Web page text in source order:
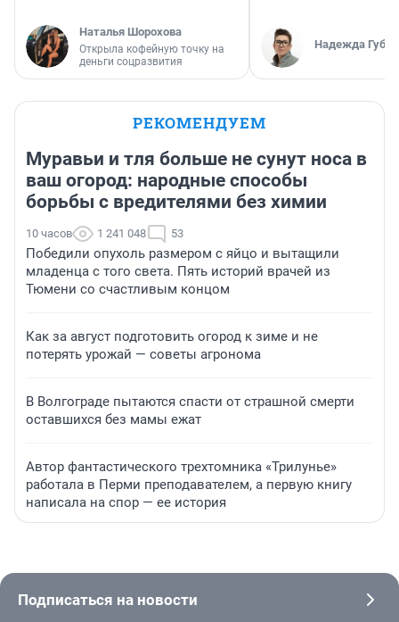
Наталья Шорохова
Открыла кофейную точку на
деньги соцразвития
Надежда
РЕКОМЕНДУЕМ
Муравьи и тля больше не сунут носа в
ваш огород: народные способы
борьбы с вредителями без химии
10 часов 1 241 048 53
Победили опухоль размером с яйцо и вытащили
младенца с того света. Пять историй врачей из
Тюмени со счастливым концом
Как за август подготовить огород к зиме и не
потерять урожай — советы агронома
В Волгограде пытаются спасти от страшной смерти
оставшихся без мамы ежат
Автор фантастического трехтомника «Трилунье»
работала в Перми преподавателем, а первую книгу
написала на спор — ее история
Подписаться на новости